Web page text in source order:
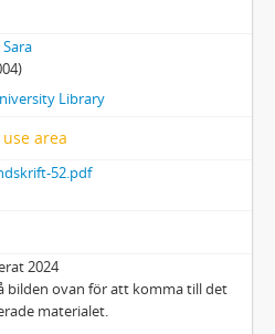
Library
area
52.pdf
2024
bilden ovan för att komma till det
materialet.